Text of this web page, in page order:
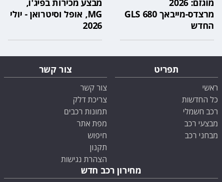
מרצדס-מייבאך GLS 680
החדש
MG, אופל וסיטרואן - יולי
2026
תפריט
ראשי
כל החדשות
רכב חשמלי
מבצעי רכב
מבחני רכב
צור קשר
צור קשר
צריכת דלק
תמונות רכבים
מפת אתר
חיפוש
תקנון
הצהרת נגישות
מחירון רכב חדש